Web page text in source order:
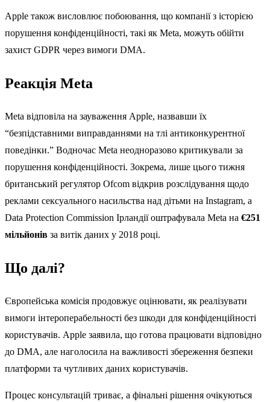
Apple також висловлює побоювання, що компанії з історією
порушення конфіденційності, такі як Meta, можуть обійти
захист GDPR через вимоги DMA.
Реакція Meta
Meta відповіла на зауваження Apple, назвавши їх
“безпідставними виправданнями на тлі антиконкурентної
поведінки.” Водночас Meta неодноразово критикували за
порушення конфіденційності. Зокрема, лише цього тижня
британський регулятор Ofcom відкрив розслідування щодо
реклами сексуального насильства над дітьми на Instagram, а
Data Protection Commission Ірландії оштрафувала Meta на €251
мільйонів за витік даних у 2018 році.
Що далі?
Європейська комісія продовжує оцінювати, як реалізувати
вимоги інтероперабельності без шкоди для конфіденційності
користувачів. Apple заявила, що готова працювати відповідно
до DMA, але наголосила на важливості збереження безпеки
платформи та чутливих даних користувачів.
Процес консультацій триває, а фінальні рішення очікуються